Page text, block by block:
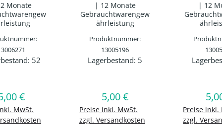
Monate
52
Preis:
€
MwSt.
Anzahl: Gib den gewünschten
Warenkorb
| 12 Monate
Gebrauchtwarengew
ährleistung
Produktnummer:
13005196
Lagerbestand: 5
Regulärer Preis:
5,00 €
Preise inkl. MwSt.
zzgl. Versandkosten
Produkt Anzahl: Gib
In den Warenkorb
| 12
Preise inkl.
zzgl.
In den